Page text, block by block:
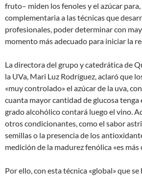
fruto– miden los fenoles y el azúcar
complementaria a las técnicas que
profesionales, poder determinar con
momento más adecuado para iniciar la
La directora del grupo y catedrática de
la UVa, Mari Luz Rodríguez, aclaró que
«muy controlado» el azúcar de la uva,
cuanta mayor cantidad de glucosa
grado alcohólico contará luego el vino.
otros condicionantes, como el sabor
semillas o la presencia de los
medición de la madurez fenólica «es más
Por ello, con esta técnica «global» que